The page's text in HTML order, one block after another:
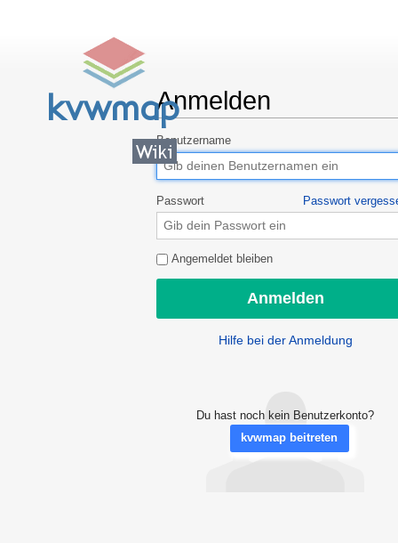
Anmelden
Wechseln zu:
Benutzername
Passwort Passwort
Angemeldet bleiben
Hilfe bei der Anmeldung
Du hast noch kein Benutzerkonto?
kvwmap beitreten